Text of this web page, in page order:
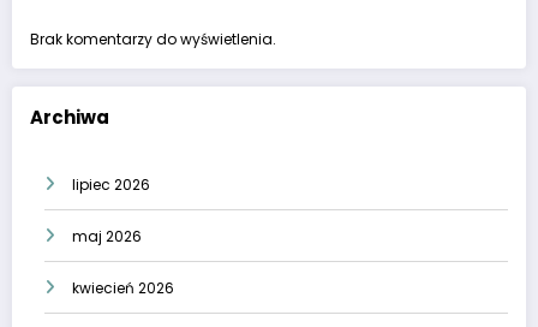
Brak komentarzy do wyświetlenia.
Archiwa
lipiec 2026
maj 2026
kwiecień 2026